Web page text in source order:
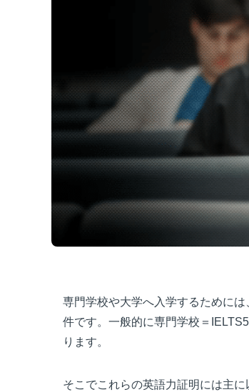
専門学校や大学へ入学するために
件です。一般的に専門学校＝
ります。
そこでこれらの英語力証明には主